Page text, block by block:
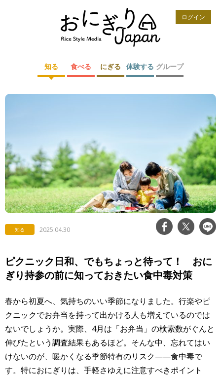
ログイン
知る 食べる にぎる 体験する グループ
知る 2025.04.30
ピクニック日和、でもちょっと待って！ おに
ぎり持参の前に知っておきたい食中毒対策
春から初夏へ、気持ちのいい季節になりました。行楽やピ
クニックでお弁当を持って出かける人も増えているのでは
ないでしょうか。実際、4月は「お弁当」の検索数がぐんと
伸びたという調査結果もあるほど。そんな中、忘れてはい
けないのが、暖かくなる季節特有のリスク——食中毒で
す。特におにぎりは、手軽さゆえに注意すべきポイント